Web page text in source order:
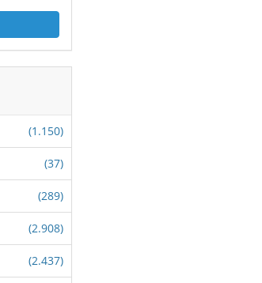
(1.150)
(37)
(289)
(2.908)
(2.437)